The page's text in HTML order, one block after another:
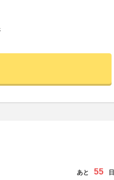
あと 55 日